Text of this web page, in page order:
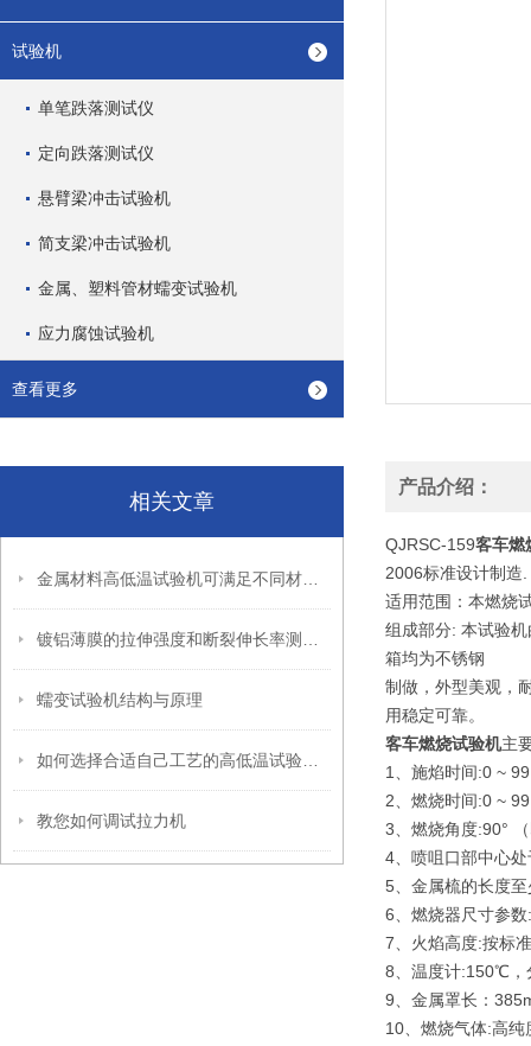
试验机
单笔跌落测试仪
定向跌落测试仪
悬臂梁冲击试验机
简支梁冲击试验机
金属、塑料管材蠕变试验机
应力腐蚀试验机
查看更多
相关文章
蠕变试验机结构与原理
教您如何调试拉力机
产品介绍：
QJRSC-159客车燃
2006标准设计制造.
适用范围：本燃烧
组成部分: 本试验
箱均为不锈钢
制做，外型美观，
用稳定可靠。
客车燃烧试验机主
1、施焰时间:0 ~
2、燃烧时间:0 ~
3、燃烧角度:90°
4、喷咀口部中心
5、金属梳的长度
6、燃烧器尺寸参
7、火焰高度:按标
8、温度计:150℃
9、金属罩长：
10、燃烧气体:高纯